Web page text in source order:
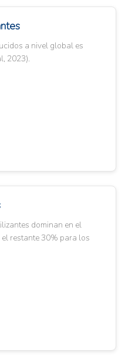
a nivel global es
2023).
dominan en el
restante 30% para los